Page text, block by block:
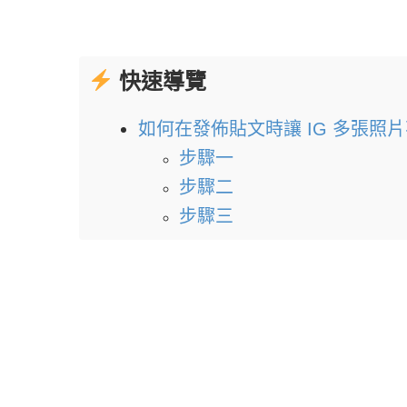
快速導覽
如何在發佈貼文時讓 IG 多張照片
步驟一
步驟二
步驟三